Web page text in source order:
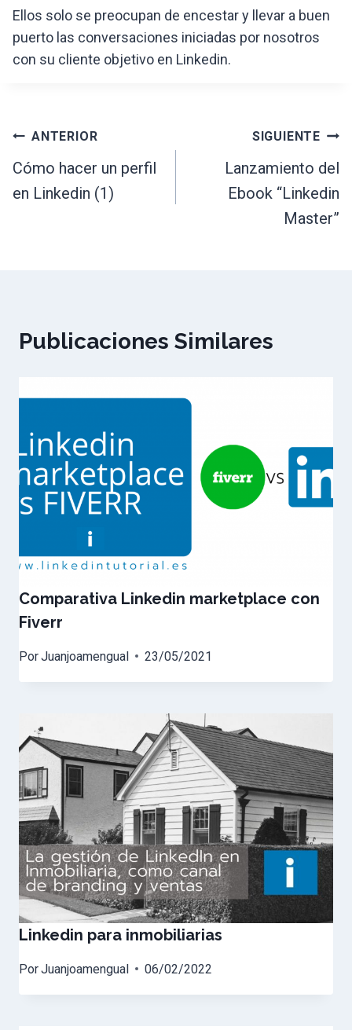
Ellos solo se preocupan de encestar y llevar a buen
puerto las conversaciones iniciadas por nosotros
con su cliente objetivo en Linkedin.
Navegación
de
entradas
ANTERIOR
Cómo hacer un perfil
en Linkedin (1)
SIGUIENTE
Lanzamiento del
Ebook “Linkedin
Master”
Publicaciones Similares
Comparativa Linkedin marketplace con
Fiverr
PorJuanjoamengual 23/05/2021
Linkedin para inmobiliarias
PorJuanjoamengual 06/02/2022